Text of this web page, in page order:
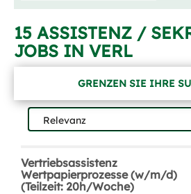
15 ASSISTENZ /
JOBS IN VERL
GRENZEN SIE IHRE
Vertriebsassistenz
Wertpapierprozesse (w/m/d)
(Teilzeit: 20h/Woche)